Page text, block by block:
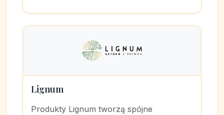
Lignum
Produkty Lignum tworzą spójne